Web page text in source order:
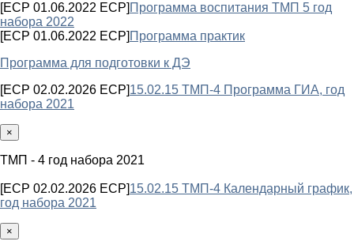
[ECP 01.06.2022 ECP] Программа воспитания ТМП 5 год
набора 2022
[ECP 01.06.2022 ECP] Программа практик
Программа для подготовки к ДЭ
[ECP 02.02.2026 ECP]15.02.15 ТМП-4 Программа ГИА, год
набора 2021
×
ТМП - 4 год набора 2021
[ECP 02.02.2026 ECP]15.02.15 ТМП-4 Календарный график,
год набора 2021
×